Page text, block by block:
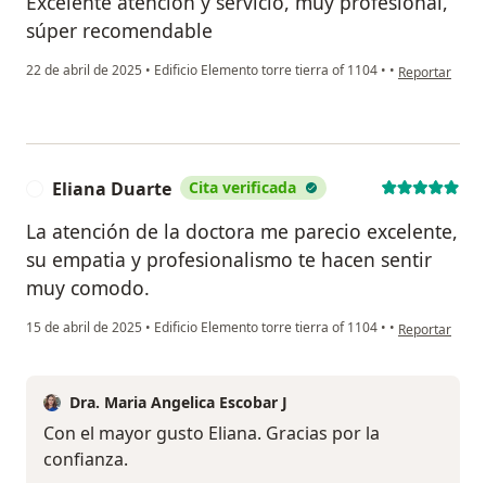
súper recomendable
22 de abril de 2025 • Edificio Elemento torre tierra of 1104 • • en opinión
Reportar
Eliana Duarte Cita verificada
La atención de la doctora me parecio excelente,
su empatia y profesionalismo te hacen sentir
muy comodo.
15 de abril de 2025 • Edificio Elemento torre tierra of 1104 • • en opinión
Reportar
Dra. Maria Angelica Escobar J
Con el mayor gusto Eliana. Gracias por la
confianza.